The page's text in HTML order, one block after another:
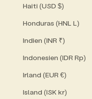
Haiti (USD $)
Honduras (HNL L)
Indien (INR ₹)
Indonesien (IDR Rp)
Irland (EUR €)
Island (ISK kr)